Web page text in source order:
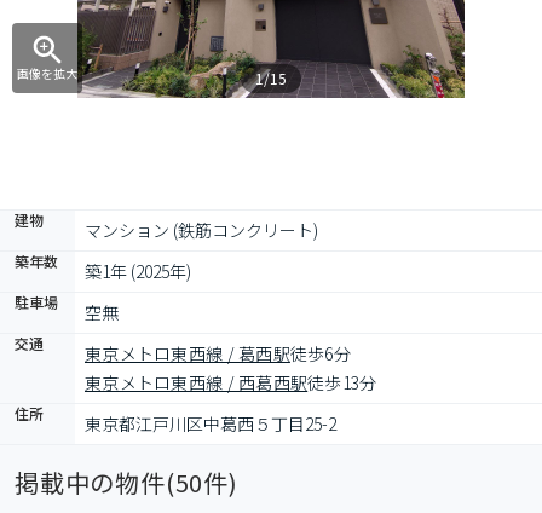
画像を拡大 1/15
建物 マンション (鉄筋コンクリート)
築年数 築1年 (2025年)
駐車場 空無
交通 東京メトロ東西線 / 葛西駅徒歩6分
東京メトロ東西線 / 西葛西駅徒歩13分
住所 東京都江戸川区中葛西５丁目25-2
掲載中の物件(50件)